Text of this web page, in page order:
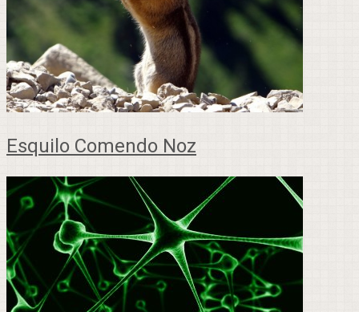
Esquilo Comendo Noz